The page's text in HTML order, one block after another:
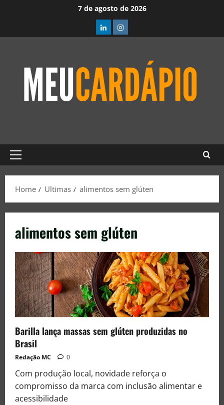
7 de agosto de 2026
Home Ultimas alimentos sem glúten
alimentos sem glúten
Barilla lança massas sem glúten produzidas no
Brasil
Redação MC 0
Com produção local, novidade reforça o
compromisso da marca com inclusão alimentar e
acessibilidade